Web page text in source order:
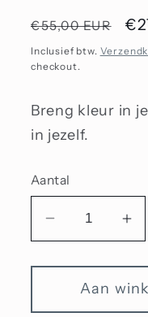
Normale
prijs
€55,00 EUR
Inclusief btw.
checkout.
Breng kleur in
in jezelf.
Aantal
Aantal
verlagen
voor
Aan